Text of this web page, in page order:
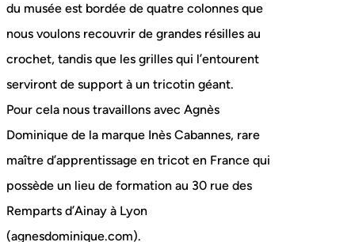
du musée est bordée de quatre colonnes que
nous voulons recouvrir de grandes résilles au
crochet, tandis que les grilles qui l’entourent
serviront de support à un tricotin géant.
Pour cela nous travaillons avec Agnès
Dominique de la marque Inès Cabannes, rare
maître d’apprentissage en tricot en France qui
possède un lieu de formation au 30 rue des
Remparts d’Ainay à Lyon
(agnesdominique.com).